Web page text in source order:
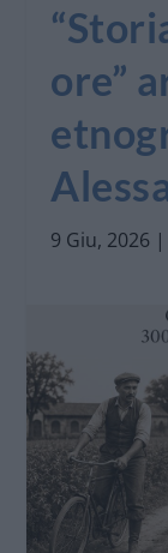
ore”
9 Giu, 2026